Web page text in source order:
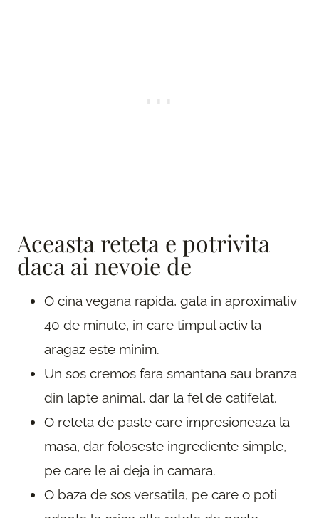
Aceasta reteta e potrivita
daca ai nevoie de
O cina vegana rapida, gata in aproximativ
40 de minute, in care timpul activ la
aragaz este minim.
Un sos cremos fara smantana sau branza
din lapte animal, dar la fel de catifelat.
O reteta de paste care impresioneaza la
masa, dar foloseste ingrediente simple,
pe care le ai deja in camara.
O baza de sos versatila, pe care o poti